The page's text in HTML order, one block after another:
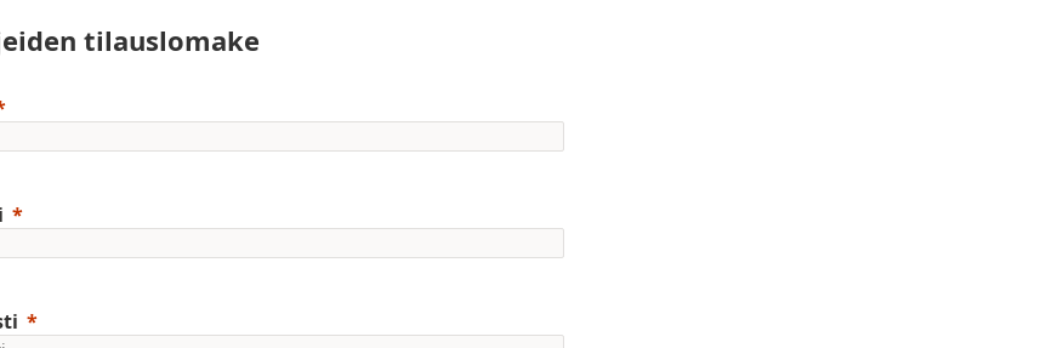
tilauslomake